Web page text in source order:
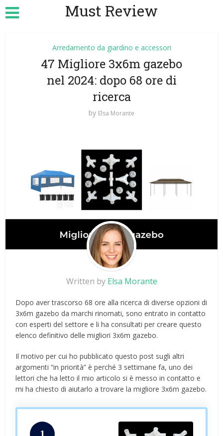
Must Review
Arredamento da giardino e accessori
47 Migliore 3x6m gazebo
nel 2024: dopo 68 ore di
ricerca
by Elsa Morante
Written by Elsa Morante
Dopo aver trascorso 68 ore alla ricerca di diverse opzioni di
3x6m gazebo da marchi rinomati, sono entrato in contatto
con esperti del settore e li ha consultati per creare questo
elenco definitivo delle migliori 3x6m gazebo.
Il motivo per cui ho pubblicato questo post sugli altri
argomenti “in priorità” è perché 3 settimane fa, uno dei
lettori che ha letto il mio articolo si è messo in contatto e
mi ha chiesto di aiutarlo a trovare la migliore 3x6m gazebo.